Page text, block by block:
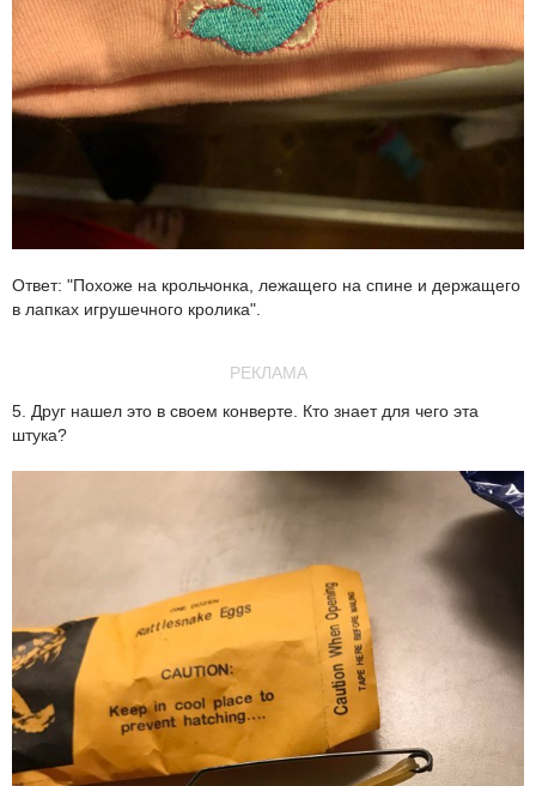
Ответ: "Похоже на крольчонка, лежащего на спине и держащего
в лапках игрушечного кролика".
РЕКЛАМА
5. Друг нашел это в своем конверте. Кто знает для чего эта
штука?